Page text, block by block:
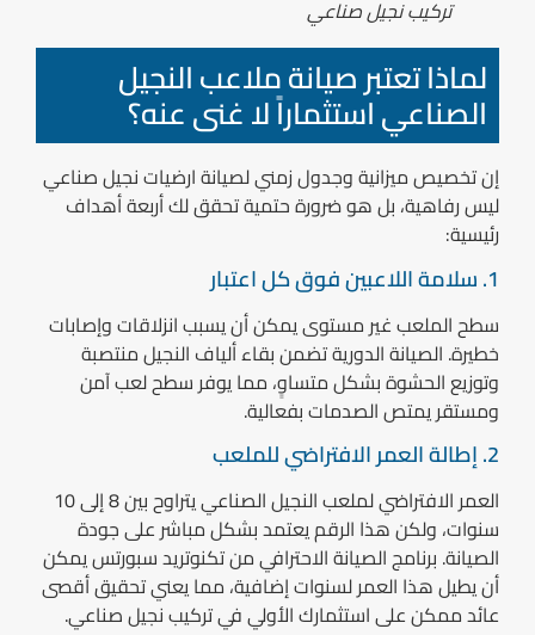
تركيب نجيل صناعي
لماذا تعتبر صيانة ملاعب النجيل
الصناعي استثماراً لا غنى عنه؟
إن تخصيص ميزانية وجدول زمني لصيانة ارضيات نجيل صناعي
ليس رفاهية، بل هو ضرورة حتمية تحقق لك أربعة أهداف
رئيسية:
سطح الملعب غير مستوى يمكن أن يسبب انزلاقات وإصابات
خطيرة. الصيانة الدورية تضمن بقاء ألياف النجيل منتصبة
وتوزيع الحشوة بشكل متساوٍ، مما يوفر سطح لعب آمن
ومستقر يمتص الصدمات بفعالية.
العمر الافتراضي لملعب النجيل الصناعي يتراوح بين 8 إلى 10
سنوات، ولكن هذا الرقم يعتمد بشكل مباشر على جودة
الصيانة. برنامج الصيانة الاحترافي من تكنوتريد سبورتس يمكن
أن يطيل هذا العمر لسنوات إضافية، مما يعني تحقيق أقصى
عائد ممكن على استثمارك الأولي في تركيب نجيل صناعي.